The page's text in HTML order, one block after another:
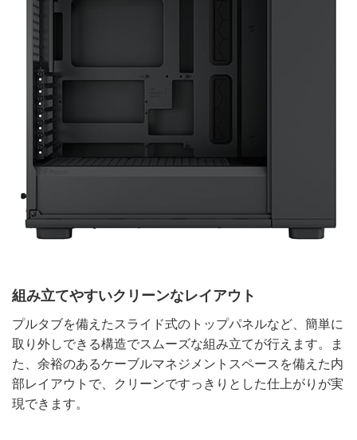
組み立てやすいクリーンなレイアウト
プルタブを備えたスライド式のトップパネルなど、簡単に
取り外しできる構造でスムーズな組み立てが行えます。ま
た、余裕のあるケーブルマネジメントスペースを備えた内
部レイアウトで、クリーンですっきりとした仕上がりが実
現できます。